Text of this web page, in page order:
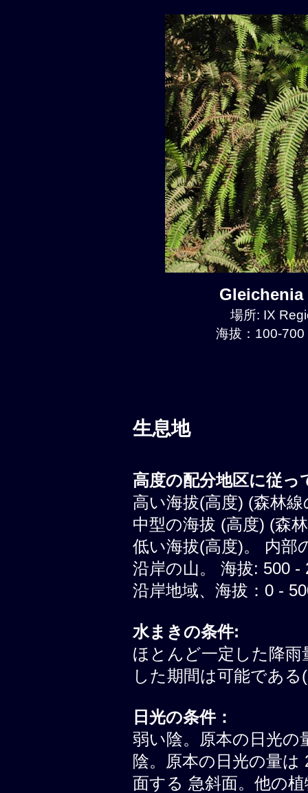
Gleichenia
場所: IX
海拔：100-
生息地
高度の配分地区に従っ
高い海拔(高度) (森林
中型の海拔 (高度) (森
低い海拔(高度)。 内部
沿岸の山。 海拔: 500 -
沿岸地域、海拔：0 -
水まきの条件:
ほとんど一定した降
した期間は可能であ
日光の条件：
弱い陰。原本の日光の
陰。原本の日光の量は
面する 急斜面。他の